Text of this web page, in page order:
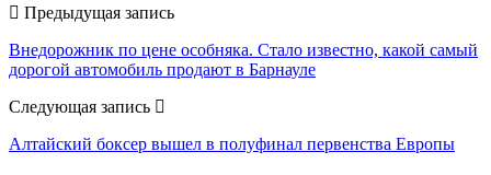
Предыдущая запись
Внедорожник по цене особняка. Стало известно, какой самый
дорогой автомобиль продают в Барнауле
Следующая запись
Алтайский боксер вышел в полуфинал первенства Европы